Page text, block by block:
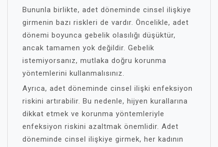
Bununla birlikte, adet döneminde cinsel ilişkiye
girmenin bazı riskleri de vardır. Öncelikle, adet
dönemi boyunca gebelik olasılığı düşüktür,
ancak tamamen yok değildir. Gebelik
istemiyorsanız, mutlaka doğru korunma
yöntemlerini kullanmalısınız.
Ayrıca, adet döneminde cinsel ilişki enfeksiyon
riskini artırabilir. Bu nedenle, hijyen kurallarına
dikkat etmek ve korunma yöntemleriyle
enfeksiyon riskini azaltmak önemlidir. Adet
döneminde cinsel ilişkiye girmek, her kadının